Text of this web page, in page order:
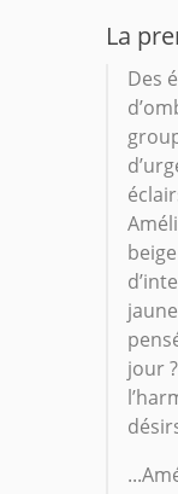
La
Des
jour